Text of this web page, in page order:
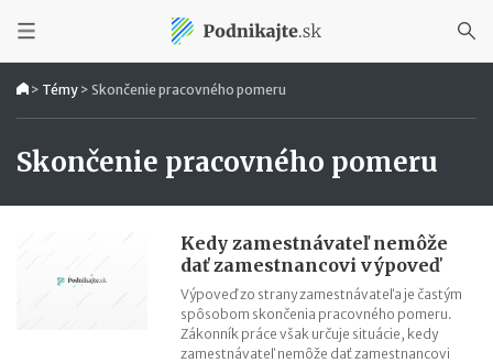
> Témy > Skončenie pracovného pomeru
Skončenie pracovného pomeru
Kedy zamestnávateľ nemôže
dať zamestnancovi výpoveď
Výpoveď zo strany zamestnávateľa je častým
spôsobom skončenia pracovného pomeru.
Zákonník práce však určuje situácie, kedy
zamestnávateľ nemôže dať zamestnancovi